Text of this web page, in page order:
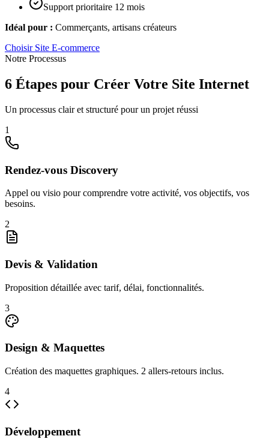
Support prioritaire 12 mois
Idéal pour : Commerçants, artisans créateurs
Choisir Site E-commerce
Notre Processus
6 Étapes pour Créer Votre Site Internet
Un processus clair et structuré pour un projet réussi
1
Rendez-vous Discovery
Appel ou visio pour comprendre votre activité, vos objectifs, vos
besoins.
2
Devis & Validation
Proposition détaillée avec tarif, délai, fonctionnalités.
3
Design & Maquettes
Création des maquettes graphiques. 2 allers-retours inclus.
4
Développement